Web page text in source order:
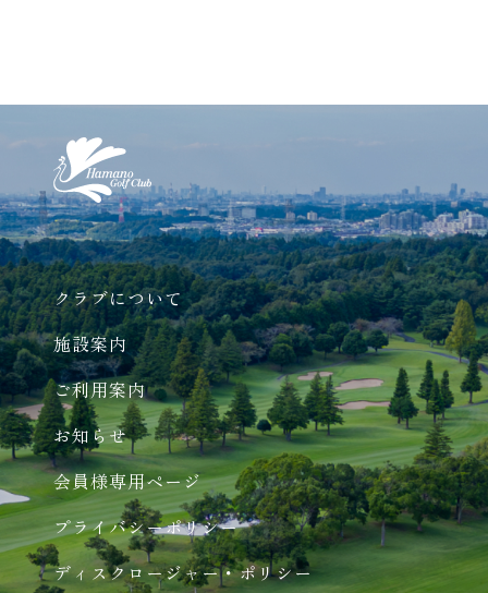
クラブについて
施設案内
ご利用案内
お知らせ
会員様専用ページ
プライバシーポリシー
ディスクロージャー・ポリシー